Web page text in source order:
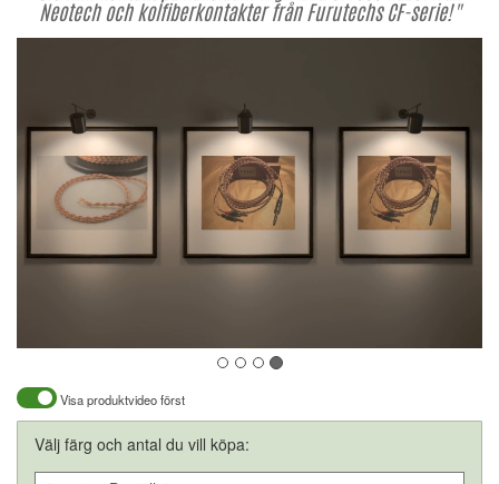
Neotech och kolfiberkontakter från Furutechs CF-serie!"
Visa produktvideo först
Välj färg och antal du vill köpa: